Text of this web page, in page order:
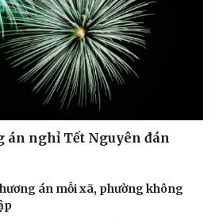
án nghỉ Tết Nguyên đán
án mỗi xã, phường không